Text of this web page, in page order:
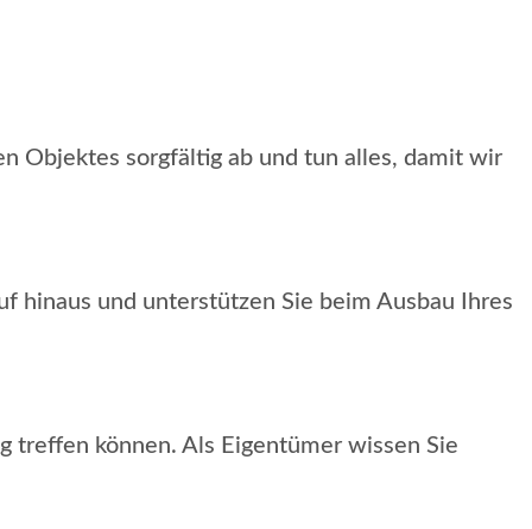
Objektes sorgfältig ab und tun alles, damit wir
hinaus und unterstützen Sie beim Ausbau Ihres
treffen können. Als Eigentümer wissen Sie